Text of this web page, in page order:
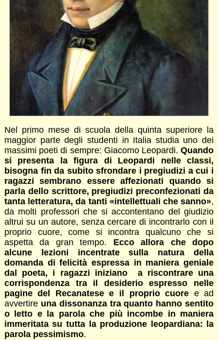
Nel primo mese di scuola della quinta superiore la
maggior parte degli studenti in Italia studia uno dei
massimi poeti di sempre: Giacomo Leopardi.Quando
si presenta la figura di Leopardi nelle classi,
bisogna fin da subito sfrondare i pregiudizi a cui i
ragazzi sembrano essere affezionati quando si
parla dello scrittore, pregiudizi preconfezionati da
tanta letteratura, da tanti «intellettuali che sanno»,
da molti professori che si accontentano del giudizio
altrui su un autore, senza cercare di incontrarlo con il
proprio cuore, come si incontra qualcuno che si
aspetta da gran tempo. Ecco allora che dopo
alcune lezioni incentrate sulla natura della
domanda di felicità espressa in maniera geniale
dal poeta, i ragazzi iniziano a riscontrare una
corrispondenza tra il desiderio espresso nelle
pagine del Recanatese e il proprio cuore e ad
avvertire una dissonanza tra quanto hanno sentito
o letto e la parola che più incombe in maniera
immeritata su tutta la produzione leopardiana: la
parola pessimismo.